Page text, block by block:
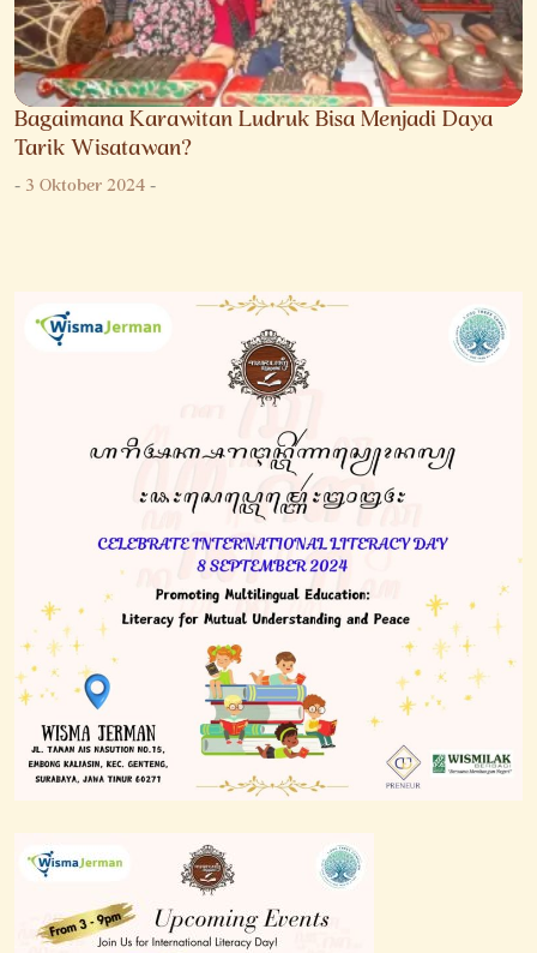
Bagaimana Karawitan Ludruk Bisa Menjadi Daya
Tarik Wisatawan?
-3 Oktober 2024-